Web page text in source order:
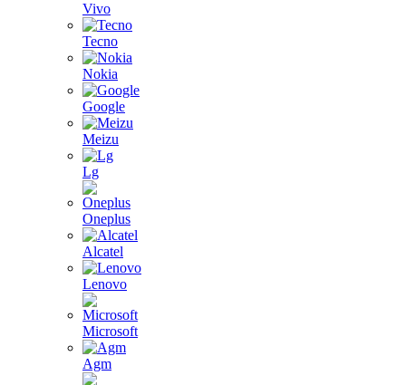
Vivo
Tecno
Nokia
Google
Meizu
Lg
Oneplus
Alcatel
Lenovo
Microsoft
Agm